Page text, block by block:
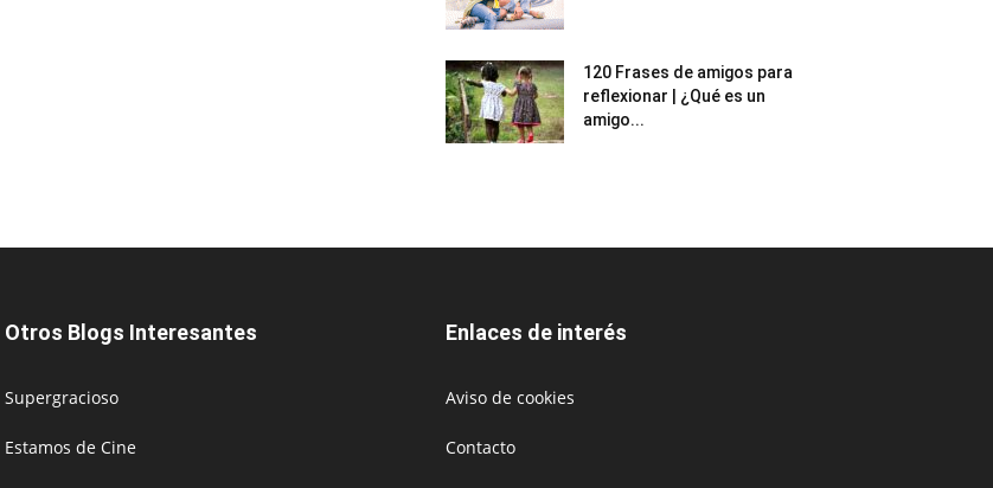
120 Frases de amigos para
reflexionar | ¿Qué es un
amigo...
Otros Blogs Interesantes
Supergracioso
Estamos de Cine
Enlaces de interés
Aviso de cookies
Contacto